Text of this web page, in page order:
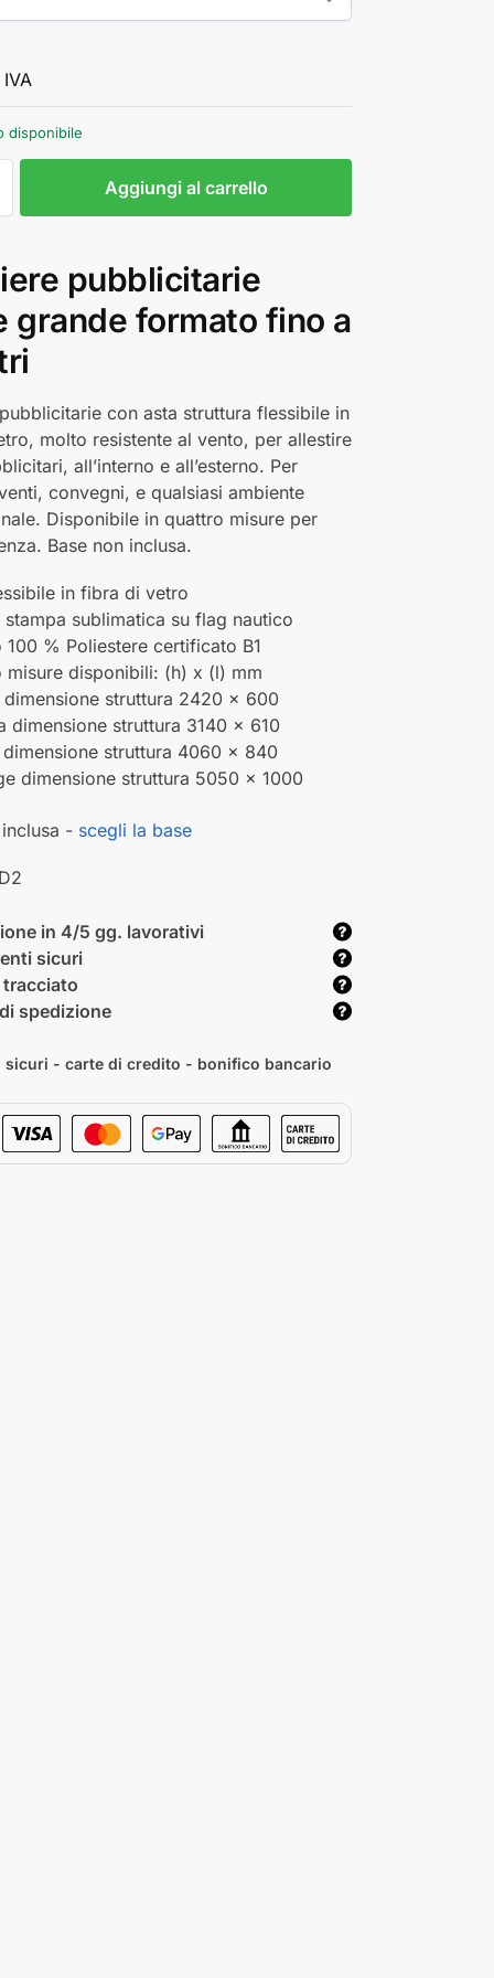
disponibile
Aggiungi al carrello
pubblicitarie
grande formato fino a
con asta struttura flessibile in
molto resistente al vento, per allestire
all’interno e all’esterno. Per
convegni, e qualsiasi ambiente
Disponibile in quattro misure per
Base non inclusa.
in fibra di vetro
stampa sublimatica su flag nautico
100 % Poliestere certificato B1
misure disponibili: (h) x (l) mm
struttura 2420 x 600
dimensione struttura 3140 x 610
struttura 4060 x 840
dimensione struttura 5050 x 1000
- scegli la base
in 4/5 gg. lavorativi
sicuri
tracciato
spedizione
sicuri - carte di credito - bonifico bancario